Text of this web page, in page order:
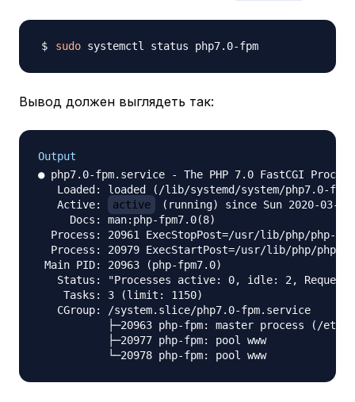
sudo
Вывод должен выглядеть так:
Output
● php7.0-fpm.service - The PHP 7.0 FastCGI Process
Loaded: loaded (/lib/systemd/system/php7.0-
   Active:
active
(running) since Sun 2020-03-29
     Docs: man:php-fpm7.0(8)
Process: 20961 ExecStopPost=/usr/lib/php/php-
Process: 20979 ExecStartPost=/usr/lib/php/php-
Main PID: 20963 (php-fpm7.0)
Status: "Processes active: 0, idle: 2,
    Tasks: 3 (limit: 1150)
   CGroup: /system.slice/php7.0-fpm.service
├─20963 php-fpm: master process (/etc/
           ├─20977 php-fpm: pool www